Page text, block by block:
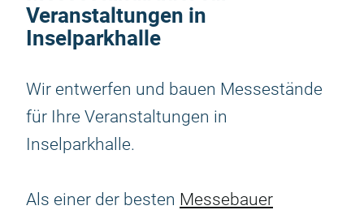
Veranstaltungen in
Inselparkhalle
Wir entwerfen und bauen Messestände
für Ihre Veranstaltungen in
Inselparkhalle.
Als einer der besten Messebauer